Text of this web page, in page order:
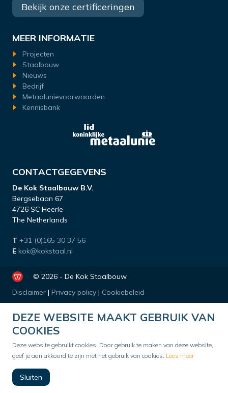
Bekijk onze certificeringen
MEER INFORMATIE
Projecten
Staalbouw
Nieuws
Bedrijf
Metaalunievoorwaarden
Kennisbank
CONTACTGEGEVENS
De Kok Staalbouw B.V.
Bergsebaan 67
4726 SC Heerle
The Netherlands
T +31 (0)165 30 37 56
E kok@kokstaal.nl
© 2026 - De Kok Staalbouw
Disclaimer | Privacy policy | Cookiebeleid
DEZE WEBSITE MAAKT GEBRUIK VAN
COOKIES
Deze website gebruikt cookies. Door gebruik te maken van deze website,
geef je aan akkoord te zijn met het gebruik van cookies. Lees meer
Sluiten